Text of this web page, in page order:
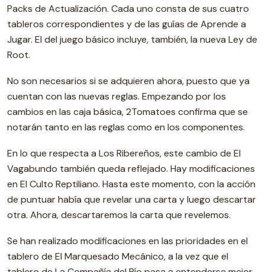
Packs de Actualización. Cada uno consta de sus cuatro
tableros correspondientes y de las guías de Aprende a
Jugar. El del juego básico incluye, también, la nueva Ley de
Root.
No son necesarios si se adquieren ahora, puesto que ya
cuentan con las nuevas reglas. Empezando por los
cambios en las caja básica, 2Tomatoes confirma que se
notarán tanto en las reglas como en los componentes.
En lo que respecta a Los Ribereños, este cambio de El
Vagabundo también queda reflejado. Hay modificaciones
en El Culto Reptiliano. Hasta este momento, con la acción
de puntuar había que revelar una carta y luego descartar
otra. Ahora, descartaremos la carta que revelemos.
Se han realizado modificaciones en las prioridades en el
tablero de El Marquesado Mecánico, a la vez que el